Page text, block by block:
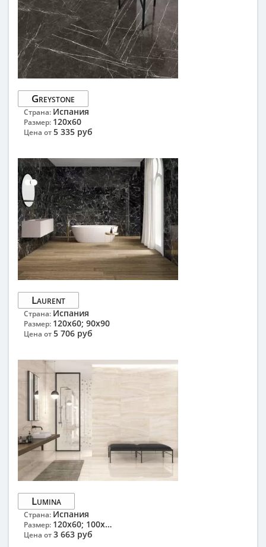
Greystone
Страна: Испания
Размер: 120x60
Цена от5 335 руб
Laurent
Страна: Испания
Размер: 120x60; 90x90
Цена от5 706 руб
Lumina
Страна: Испания
Размер: 120x60; 100x33.3
Цена от3 663 руб